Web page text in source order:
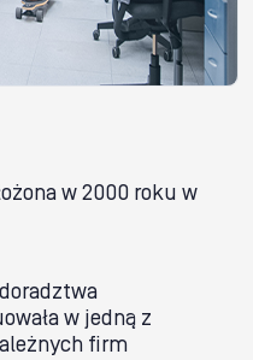
w 2000 roku w
w jedną z
firm